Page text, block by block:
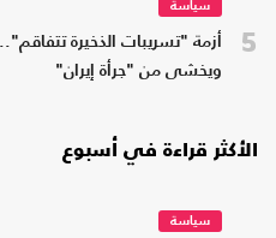
5
سياسة
أزمة "تسريبات الذخيرة
ويخشى من "جرأة إيران"
الأكثر قراءة في أسبوع
سياسة